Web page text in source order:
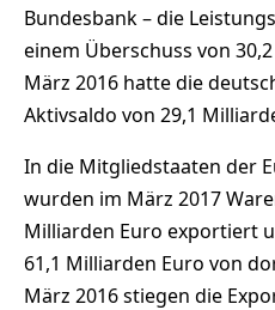
Bundesbank – die
einem Überschuss von
März 2016 hatte die
Aktivsaldo von 29,1
In die Mitgliedstaaten der
wurden im März 2017
Milliarden Euro exportiert
61,1 Milliarden Euro von
März 2016 stiegen die